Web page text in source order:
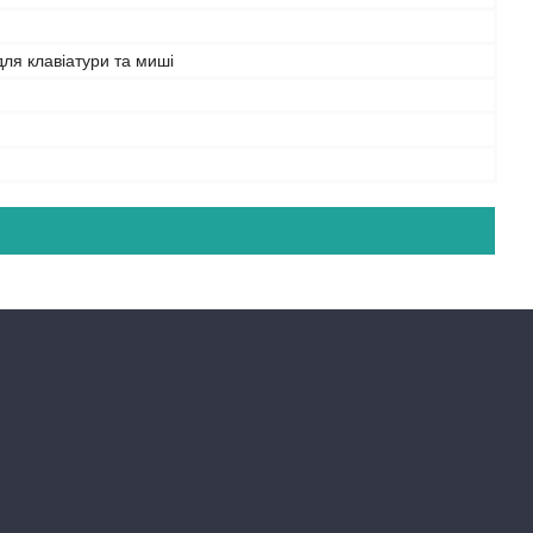
клавіатури та миші